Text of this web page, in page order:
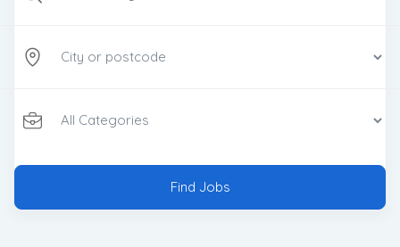
Find Jobs